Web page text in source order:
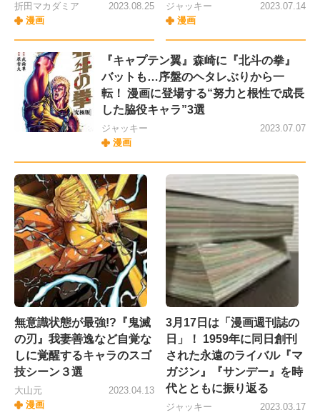
折田マカダミア
漫画
2023.08.25
ジャッキー
漫画
2023.07.14
『キャプテン翼』森崎に『北斗の拳』
バットも…序盤のヘタレぶりから一
転！ 漫画に登場する“努力と根性で成長
した脇役キャラ”3選
ジャッキー
漫画
2023.07.07
無意識状態が最強!?『鬼滅
の刃』我妻善逸など自覚な
しに覚醒するキャラのスゴ
技シーン３選
大山元
漫画
2023.04.13
3月17日は「漫画週刊誌の
日」！ 1959年に同日創刊
された永遠のライバル『マ
ガジン』『サンデー』を時
代とともに振り返る
ジャッキー
2023.03.17